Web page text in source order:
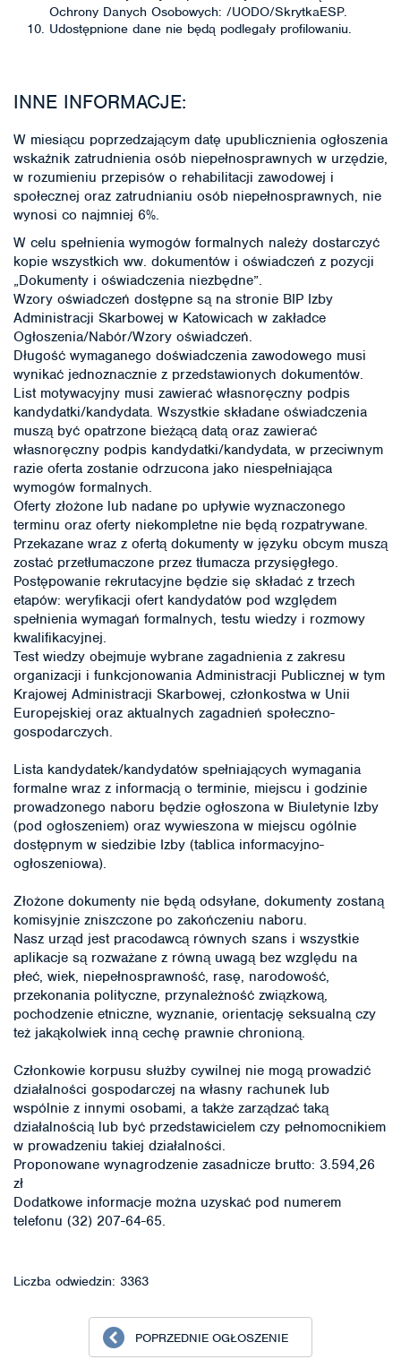
Ochrony Danych Osobowych: /UODO/SkrytkaESP.
Udostępnione dane nie będą podlegały profilowaniu.
INNE INFORMACJE:
W miesiącu poprzedzającym datę upublicznienia ogłoszenia
wskaźnik zatrudnienia osób niepełnosprawnych w urzędzie,
w rozumieniu przepisów o rehabilitacji zawodowej i
społecznej oraz zatrudnianiu osób niepełnosprawnych, nie
wynosi co najmniej 6%.
W celu spełnienia wymogów formalnych należy dostarczyć
kopie wszystkich ww. dokumentów i oświadczeń z pozycji
„Dokumenty i oświadczenia niezbędne”.
Wzory oświadczeń dostępne są na stronie BIP Izby
Administracji Skarbowej w Katowicach w zakładce
Ogłoszenia/Nabór/Wzory oświadczeń.
Długość wymaganego doświadczenia zawodowego musi
wynikać jednoznacznie z przedstawionych dokumentów.
List motywacyjny musi zawierać własnoręczny podpis
kandydatki/kandydata. Wszystkie składane oświadczenia
muszą być opatrzone bieżącą datą oraz zawierać
własnoręczny podpis kandydatki/kandydata, w przeciwnym
razie oferta zostanie odrzucona jako niespełniająca
wymogów formalnych.
Oferty złożone lub nadane po upływie wyznaczonego
terminu oraz oferty niekompletne nie będą rozpatrywane.
Przekazane wraz z ofertą dokumenty w języku obcym muszą
zostać przetłumaczone przez tłumacza przysięgłego.
Postępowanie rekrutacyjne będzie się składać z trzech
etapów: weryfikacji ofert kandydatów pod względem
spełnienia wymagań formalnych, testu wiedzy i rozmowy
kwalifikacyjnej.
Test wiedzy obejmuje wybrane zagadnienia z zakresu
organizacji i funkcjonowania Administracji Publicznej w tym
Krajowej Administracji Skarbowej, członkostwa w Unii
Europejskiej oraz aktualnych zagadnień społeczno-
gospodarczych.
Lista kandydatek/kandydatów spełniających wymagania
formalne wraz z informacją o terminie, miejscu i godzinie
prowadzonego naboru będzie ogłoszona w Biuletynie Izby
(pod ogłoszeniem) oraz wywieszona w miejscu ogólnie
dostępnym w siedzibie Izby (tablica informacyjno-
ogłoszeniowa).
Złożone dokumenty nie będą odsyłane, dokumenty zostaną
komisyjnie zniszczone po zakończeniu naboru.
Nasz urząd jest pracodawcą równych szans i wszystkie
aplikacje są rozważane z równą uwagą bez względu na
płeć, wiek, niepełnosprawność, rasę, narodowość,
przekonania polityczne, przynależność związkową,
pochodzenie etniczne, wyznanie, orientację seksualną czy
też jakąkolwiek inną cechę prawnie chronioną.
Członkowie korpusu służby cywilnej nie mogą prowadzić
działalności gospodarczej na własny rachunek lub
wspólnie z innymi osobami, a także zarządzać taką
działalnością lub być przedstawicielem czy pełnomocnikiem
w prowadzeniu takiej działalności.
Proponowane wynagrodzenie zasadnicze brutto: 3.594,26
zł
Dodatkowe informacje można uzyskać pod numerem
telefonu (32) 207-64-65.
Liczba odwiedzin: 3363
POPRZEDNIE OGŁOSZENIE